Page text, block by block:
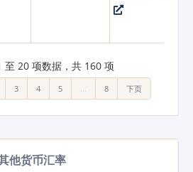
至 20 项数据，共 160 项
3 4 5 8 下页
他货币汇率